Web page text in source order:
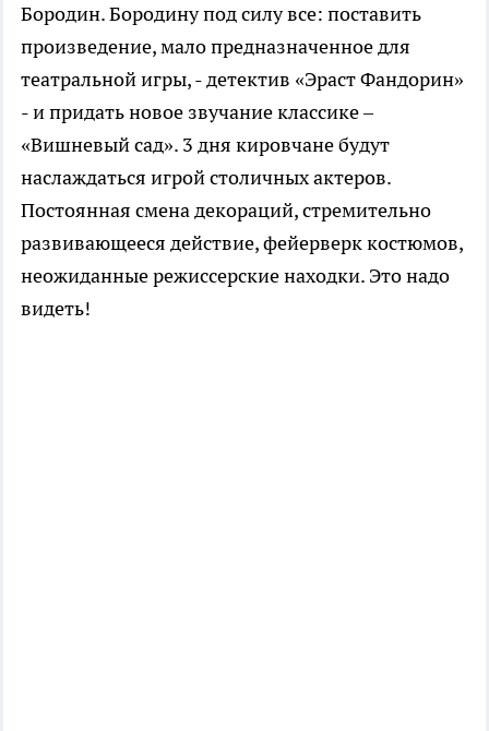
Бородин. Бородину под силу все: поставить
произведение, мало предназначенное для
театральной игры, - детектив «Эраст Фандорин»
- и придать новое звучание классике –
«Вишневый сад». 3 дня кировчане будут
наслаждаться игрой столичных актеров.
Постоянная смена декораций, стремительно
развивающееся действие, фейерверк костюмов,
неожиданные режиссерские находки. Это надо
видеть!